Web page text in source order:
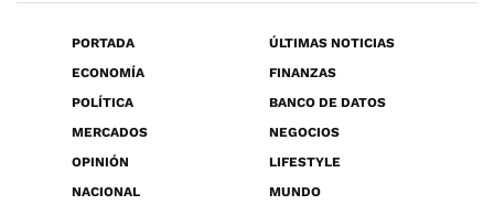
PORTADA
ÚLTIMAS NOTICIAS
ECONOMÍA
FINANZAS
POLÍTICA
BANCO DE DATOS
MERCADOS
NEGOCIOS
OPINIÓN
LIFESTYLE
NACIONAL
MUNDO